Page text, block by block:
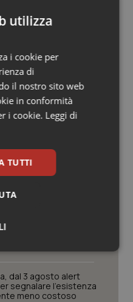
Testa Collo
in
in Emilia-Romagna:
1.530 studi, il
degli ultimi cinque
su 118, liste d’attesa
dal 3 agosto alert
segnalare l’esistenza
meno costoso
utilizza
i cookie per
di
il nostro sito web
in conformità
i cookie. Leggi di
TUTTI
Marketing